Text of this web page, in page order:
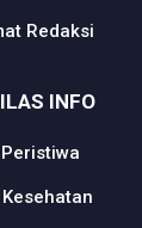
Redaksi
INFO